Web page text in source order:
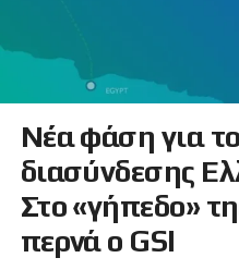
Νέα φάση για
διασύνδεσης
Στο «γήπεδο»
περνά ο GSI